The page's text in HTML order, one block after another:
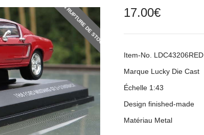
EN RUPTURE DE STOCK 17.00€
Item-No. LDC43206RED
Marque Lucky Die Cast
Échelle 1:43
Design finished-made
Matériau Metal